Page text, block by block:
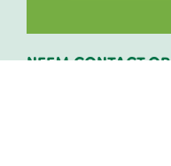
NEEM CONTACT OP